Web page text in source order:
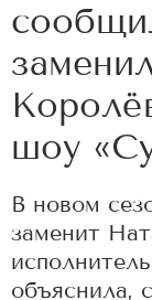
шоу
В новом
заменит
объяснила,